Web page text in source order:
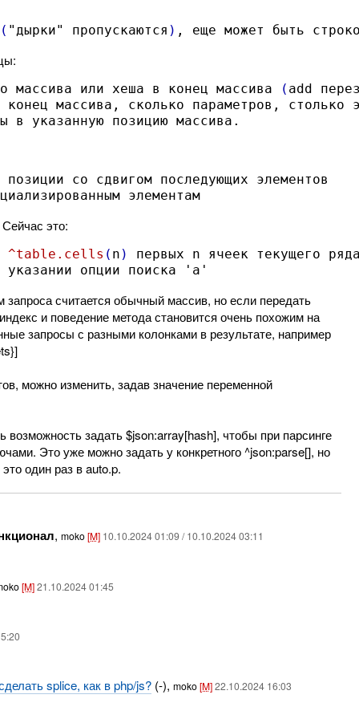
( "дырки" пропускаются ) , еще может быть
массива или хеша в конец массива ( add
в указанную позицию массива.
элементам
это:
^table.cells ( n )
опции поиска 'a'
считается обычный массив, но если передать
и поведение метода становится очень похожим на
запросы с разными колонками в результате, например
можно изменить, задав значение переменной
задать $json:array[hash], чтобы при парсинге
Это уже можно задать у конкретного ^json:parse[], но
один раз в auto.p.
, moko[M] 10.10.2024 01:09 / 10.10.2024 03:11
[M]21.10.2024 01:45
splice, как в php/js?(-), moko[M]22.10.2024 16:03